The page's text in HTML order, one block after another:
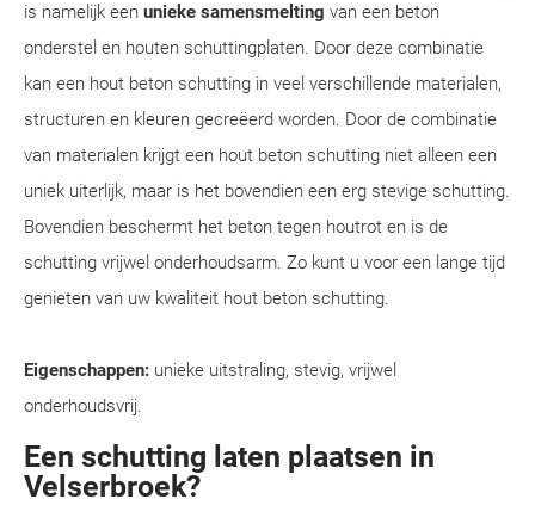
is namelijk een unieke samensmelting van een beton
onderstel en houten schuttingplaten. Door deze combinatie
kan een hout beton schutting in veel verschillende materialen,
structuren en kleuren gecreëerd worden. Door de combinatie
van materialen krijgt een hout beton schutting niet alleen een
uniek uiterlijk, maar is het bovendien een erg stevige schutting.
Bovendien beschermt het beton tegen houtrot en is de
schutting vrijwel onderhoudsarm. Zo kunt u voor een lange tijd
genieten van uw kwaliteit hout beton schutting.
Eigenschappen: unieke uitstraling, stevig, vrijwel
onderhoudsvrij.
Een schutting laten plaatsen in
Velserbroek?